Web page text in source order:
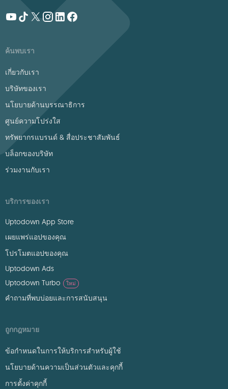
ค้นพบเรา
เกี่ยวกับเรา
บริษัทของเรา
นโยบายด้านบรรณาธิการ
ศูนย์ความโปร่งใส
ทรัพยากรแบรนด์ & สื่อประชาสัมพันธ์
บล็อกของบริษัท
ร่วมงานกับเรา
บริการของเรา
Uptodown App Store
เผยแพร่แอปของคุณ
โปรโมตแอปของคุณ
Uptodown Ads
Uptodown Turbo
ใหม่
คำถามที่พบบ่อยและการสนับสนุน
ถูกกฎหมาย
ข้อกำหนดในการให้บริการสำหรับผู้ใช้
นโยบายด้านความเป็นส่วนตัวและคุกกี้
การตั้งค่าคุกกี้